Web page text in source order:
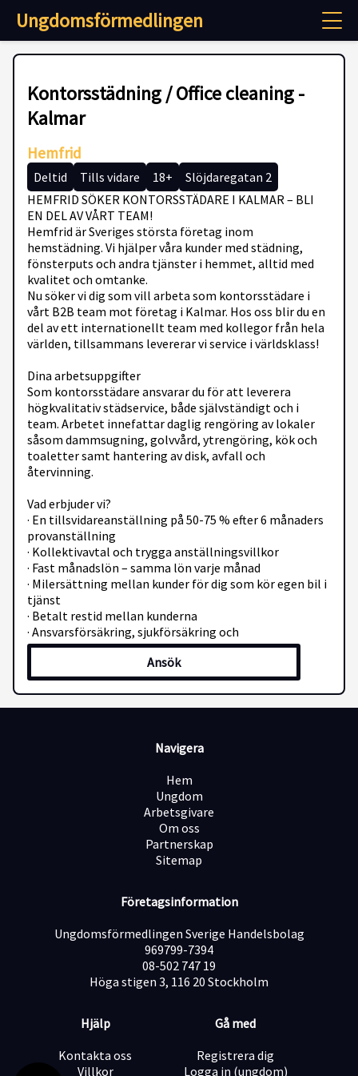
Ungdomsförmedlingen
Kontorsstädning / Office cleaning -
Kalmar
Hemfrid
Deltid Tills vidare 18+
Slöjdaregatan 2
HEMFRID SÖKER KONTORSSTÄDARE I KALMAR – BLI
EN DEL AV VÅRT TEAM!
Hemfrid är Sveriges största företag inom
hemstädning. Vi hjälper våra kunder med städning,
fönsterputs och andra tjänster i hemmet, alltid med
kvalitet och omtanke.
Nu söker vi dig som vill arbeta som kontorsstädare i
vårt B2B team mot företag i Kalmar. Hos oss blir du en
del av ett internationellt team med kollegor från hela
världen, tillsammans levererar vi service i världsklass!
Dina arbetsuppgifter
Som kontorsstädare ansvarar du för att leverera
högkvalitativ städservice, både självständigt och i
team. Arbetet innefattar daglig rengöring av lokaler
såsom dammsugning, golvvård, ytrengöring, kök och
toaletter samt hantering av disk, avfall och
återvinning.
Vad erbjuder vi?
· En tillsvidareanställning på 50-75 % efter 6 månaders
provanställning
· Kollektivavtal och trygga anställningsvillkor
· Fast månadslön – samma lön varje månad
· Milersättning mellan kunder för dig som kör egen bil i
tjänst
· Betalt restid mellan kunderna
· Ansvarsförsäkring, sjukförsäkring och
pensionsförsäkring
· Vi värnar om din hälsa! Därför erbjuder vi ett
friskvårdsbidrag på 2 400 kr per år
· Gratis mobilabonnemang
· Kostnadsfri utbildning i städning samt
· Field Lead/Buddy – kontaktperson inom städning
samt stöd till medarbetare ute på fältet
Hos oss får du rätt förutsättningar för att lyckas. Har
du viljan, så ger vi dig verktygen för att briljera!
· Tycker om att arbeta både självständigt och drivs av
· Är noggrann och punktlig
städning
· Vill utvecklas och lära dig mer
· Har erfarenhet från ett serviceyrke sedan tidigare
· Talar och förstår grundläggande svenska eller
· Kan arbeta flexibla arbetstider, såväl vardagar (dag
samt kväll) och helg (från kl. 05.30 till cirka kl.
13.00, både vardagar och helger).
Meriterande:
Ansök
Navigera
Hem
Ungdom
Arbetsgivare
Om oss
Partnerskap
Sitemap
Företagsinformation
Ungdomsförmedlingen Sverige Handelsbolag
969799-7394
08-502 747 19
Höga stigen 3, 116 20 Stockholm
Hjälp
Kontakta oss
Villkor
Gå med
Registrera dig
Logga in (ungdom)